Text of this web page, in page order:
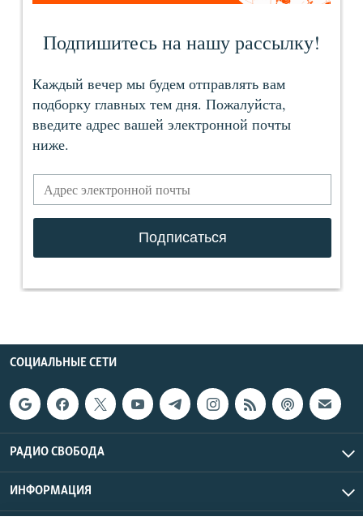
СОЦИАЛЬНЫЕ СЕТИ
РАДИО СВОБОДА
ИНФОРМАЦИЯ